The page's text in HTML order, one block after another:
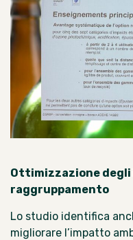
Ottimizzazione degli
raggruppamento
Lo studio identifica
migliorare l’impatto